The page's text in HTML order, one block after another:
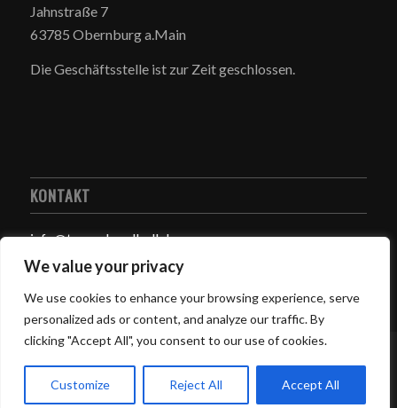
We value your privacy
We use cookies to enhance your browsing experience, serve
personalized ads or content, and analyze our traffic. By
clicking "Accept All", you consent to our use of cookies.
Customize Reject All Accept All
Jahnstraße 7
63785 Obernburg a.Main
Die Geschäftsstelle ist zur Zeit geschlossen.
KONTAKT
info@tuspo-handball.de
Datenschutzerklärung
powered by RosRosKaparros